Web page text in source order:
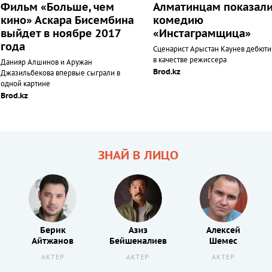
Фильм «Больше, чем
кино» Аскара Бисембина
выйдет в ноябре 2017
года
Данияр Алшинов и Аружан
Джазильбекова впервые сыграли в
одной картине
Brod.kz
Алматинцам
комедию
«Инстаграмщица»
Сценарист Арыстан Каунев
в качестве режиссера
Brod.kz
ЗНАЙ В ЛИЦО
Берик
Айтжанов
АКТЕР
Азиз
Бейшеналиев
АКТЕР
Алексей
Шемес
АКТЕР